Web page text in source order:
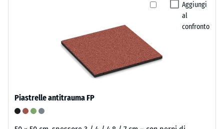
Aggiungi
al
confronto
Piastrelle antitrauma FP